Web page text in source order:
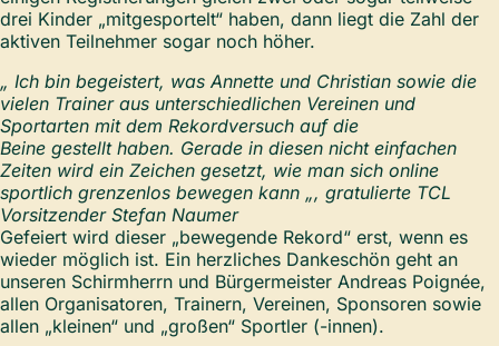
drei Kinder „mitgesportelt“ haben, dann liegt die Zahl der
aktiven Teilnehmer sogar noch höher.
„ Ich bin begeistert, was Annette und Christian sowie die
vielen Trainer aus unterschiedlichen Vereinen und
Sportarten mit dem Rekordversuch auf die
Beine gestellt haben. Gerade in diesen nicht einfachen
Zeiten wird ein Zeichen gesetzt, wie man sich online
sportlich grenzenlos bewegen kann „, gratulierte TCL
Vorsitzender Stefan Naumer
Gefeiert wird dieser „bewegende Rekord“ erst, wenn es
wieder möglich ist. Ein herzliches Dankeschön geht an
unseren Schirmherrn und Bürgermeister Andreas Poignée,
allen Organisatoren, Trainern, Vereinen, Sponsoren sowie
allen „kleinen“ und „großen“ Sportler (-innen).